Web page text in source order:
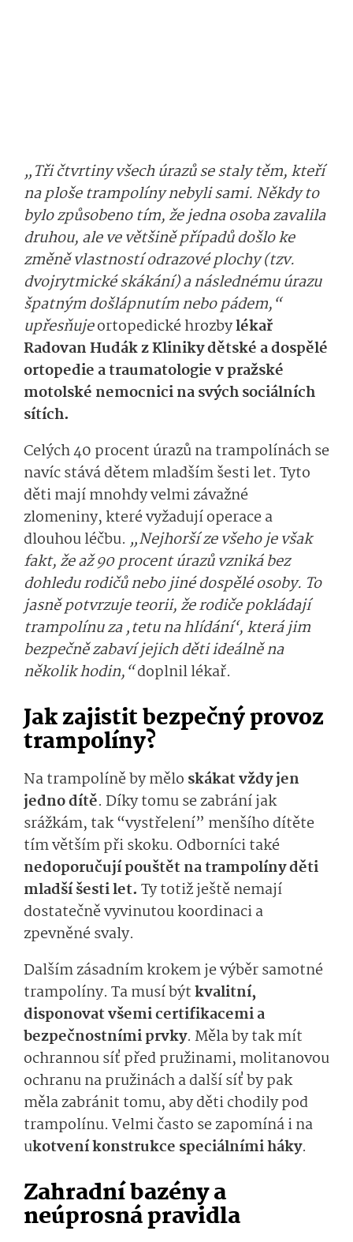
„Tři čtvrtiny všech úrazů se staly těm, kteří
na ploše trampolíny nebyli sami. Někdy to
bylo způsobeno tím, že jedna osoba zavalila
druhou, ale ve většině případů došlo ke
změně vlastností odrazové plochy (tzv.
dvojrytmické skákání) a následnému úrazu
špatným došlápnutím nebo pádem,“
upřesňujeortopedické hrozbylékař
Radovan Hudák z Kliniky dětské a dospělé
ortopedie a traumatologie v pražské
motolské nemocnici na svých sociálních
sítích.
Celých 40 procent úrazů na trampolínách se
navíc stává dětem mladším šesti let. Tyto
děti mají mnohdy velmi závažné
zlomeniny, které vyžadují operace a
dlouhou léčbu. „Nejhorší ze všeho je však
fakt, že až 90 procent úrazů vzniká bez
dohledu rodičů nebo jiné dospělé osoby. To
jasně potvrzuje teorii, že rodiče pokládají
trampolínu za ‚tetu na hlídání‘, která jim
bezpečně zabaví jejich děti ideálně na
několik hodin,“doplnil lékař.
Jak zajistit bezpečný provoz
trampolíny?
Na trampolíně by mělo skákat vždy jen
jedno dítě. Díky tomu se zabrání jak
srážkám, tak “vystřelení” menšího dítěte
tím větším při skoku. Odborníci také
nedoporučují pouštět na trampolíny děti
mladší šesti let. Ty totiž ještě nemají
dostatečně vyvinutou koordinaci a
zpevněné svaly.
Dalším zásadním krokem je výběr samotné
trampolíny. Ta musí býtkvalitní,
disponovat všemi certifikacemi a
bezpečnostními prvky. Měla by tak mít
ochrannou síť před pružinami, molitanovou
ochranu na pružinách a další síť by pak
měla zabránit tomu, aby děti chodily pod
trampolínu. Velmi často se zapomíná i na
ukotvení konstrukce speciálními háky.
Zahradní bazény a
neúprosná pravidla